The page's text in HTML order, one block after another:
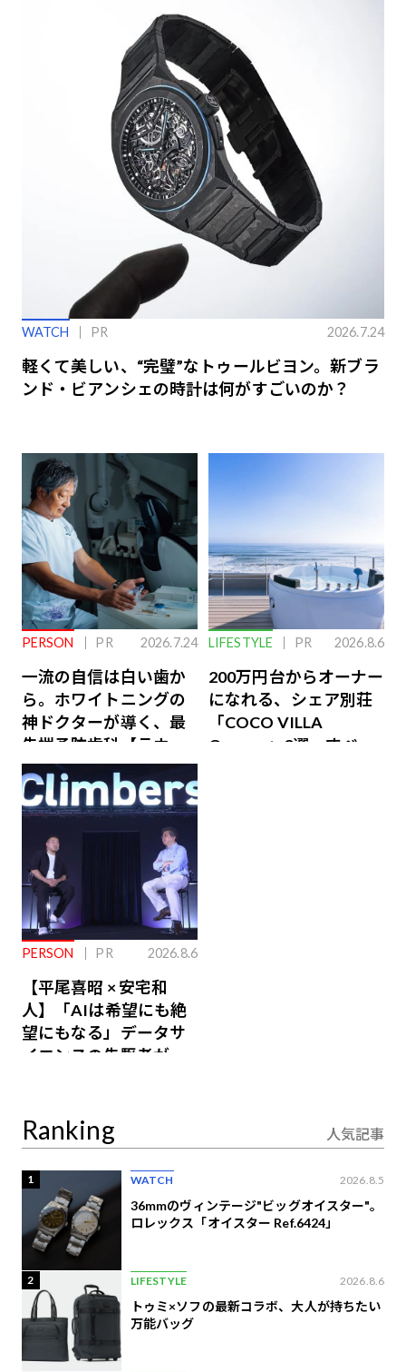
WATCH PR 2026.7.24
軽くて美しい、“完璧”なトゥールビヨン。新ブラ
ンド・ビアンシェの時計は何がすごいのか？
PERSON PR 2026.7.24
一流の自信は白い歯か
ら。ホワイトニングの
神ドクターが導く、最
先端予防歯科【ラウン
ジ会員特典あり】
LIFESTYLE PR 2026.8.6
200万円台からオーナー
になれる、シェア別荘
「COCO VILLA
Owners」3選。すべて
PERSON PR 2026.8.6
【平尾喜昭 × 安宅和
人】「AIは希望にも絶
望にもなる」データサ
イエンスの先駆者が語
Ranking 人気記事
1 WATCH 2026.8.5
36mmのヴィンテージ"ビッグオイスター"。
ロレックス「オイスター Ref.6424」
2 LIFESTYLE 2026.8.6
トゥミ×ソフの最新コラボ、大人が持ちたい
万能バッグ